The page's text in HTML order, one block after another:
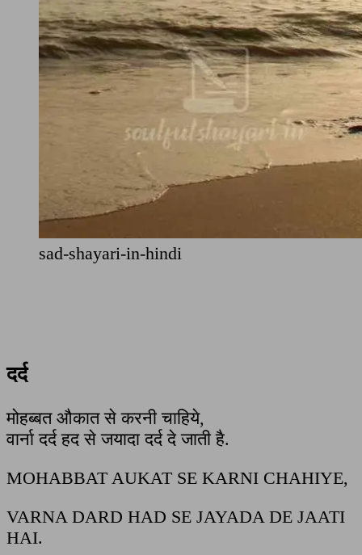
sad-shayari-in-hindi
दर्द
मोहब्बत औकात से करनी चाहिये,
वार्ना दर्द हद से जयादा दर्द दे जाती है.
MOHABBAT AUKAT SE KARNI CHAHIYE,
VARNA DARD HAD SE JAYADA DE JAATI
HAI.